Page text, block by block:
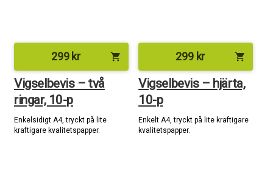
299kr shopping_cart
Vigselbevis – två
ringar, 10-p
Enkelsidigt A4, tryckt på lite
kraftigare kvalitetspapper.
299 kr shopping_cart
Vigselbevis – hjärta,
10-p
Enkelt A4, tryckt på lite kraftigare
kvalitetspapper.